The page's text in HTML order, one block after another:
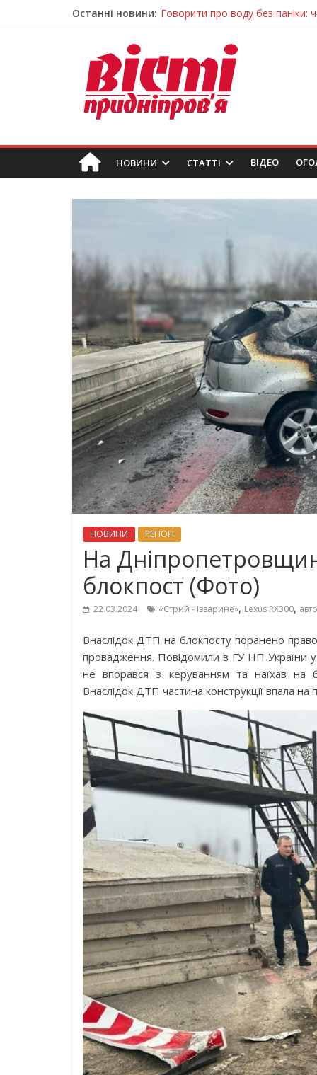
Останні новини: Говорити про воду без паніки:
У Дніпрі триває масштабна
Пошуки тривають: на
Погода та прикмети на неділю,
НОВИНИ СТАТТІ ВIДЕО
НОВИНИ РЕГІОН
На
блокпост (Фото)
22.03.2024 «Стрий - Ізварине», Lexus RX300, авто
Внаслідок ДТП на блокпосту поранено
провадження. Повідомили в ГУ НП України у
не впорався з керуванням та наїхав на
Внаслідок ДТП частина конструкції впала на